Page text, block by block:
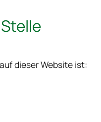
dieser Website ist: